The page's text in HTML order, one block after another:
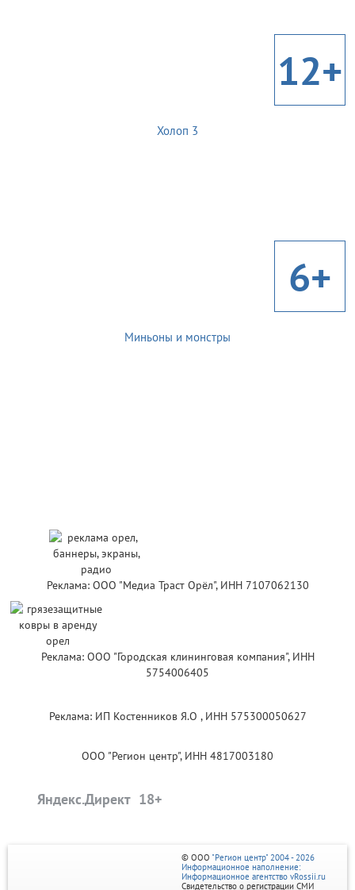
12+
Холоп 3
6+
Миньоны и монстры
Реклама: ООО "Медиа Траст Орёл", ИНН 7107062130
Реклама: ООО "Городская клининговая компания", ИНН
5754006405
Реклама: ИП Костенников Я.О , ИНН 575300050627
ООО "Регион центр", ИНН 4817003180
Яндекс.Директ
© ООО "Регион центр" 2004 - 2026
Информационное наполнение:
Информационное агентство vRossii.ru
Свидетельство о регистрации СМИ